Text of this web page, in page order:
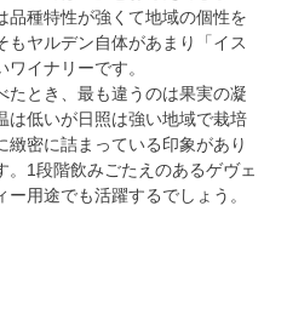
品種特性が強くて地域の個性を
ヤルデン自体があまり「イス
イナリーです。
たとき、最も違うのは果実の凝
は低いが日照は強い地域で栽培
緻密に詰まっている印象があり
。1段階飲みごたえのあるゲヴェ
用途でも活躍するでしょう。